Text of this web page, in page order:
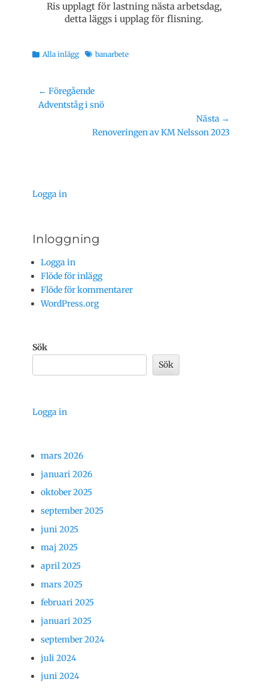
Ris upplagt för lastning nästa arbetsdag,
detta läggs i upplag för flisning.
Kategorier
Alla inlägg Etiketter
banarbete
Inläggsnavigering
← Föregående
Föregående
Adventståg i snö
Nästa →
Renoveringen av KM Nelsson 2023
Logga in
Inloggning
Logga in
Flöde för inlägg
Flöde för kommentarer
WordPress.org
Sök
Sök
Logga in
mars 2026
januari 2026
oktober 2025
september 2025
juni 2025
maj 2025
april 2025
mars 2025
februari 2025
januari 2025
september 2024
juli 2024
juni 2024